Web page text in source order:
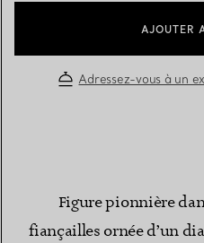
AJOUTER
Adressez-vous à un
Figure pionnière
fiançailles ornée d’un